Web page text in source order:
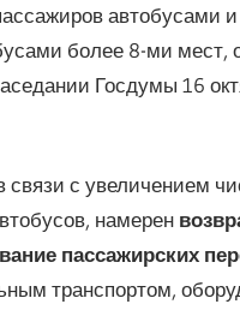
автобусами и
более 8-ми мест,
Госдумы 16
связи с увеличением
намерен
пассажирских
транспортом,